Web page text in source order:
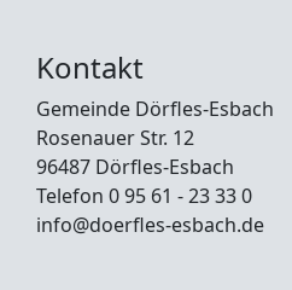
Kontakt
Gemeinde Dörfles-Esbach
Rosenauer Str. 12
96487 Dörfles-Esbach
Telefon 0 95 61 - 23 33 0
info@doerfles-esbach.de